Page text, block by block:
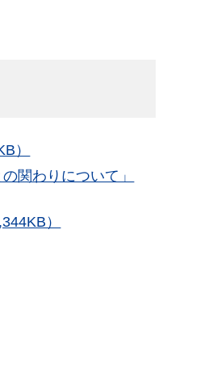
）
関わりについて」
）